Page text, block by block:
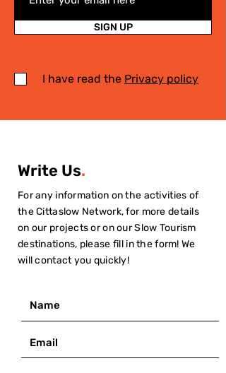
SIGN UP
I have read the Privacy policy
Write Us.
For any information on the activities of
the Cittaslow Network, for more details
on our projects or on our Slow Tourism
destinations, please fill in the form! We
will contact you quickly!